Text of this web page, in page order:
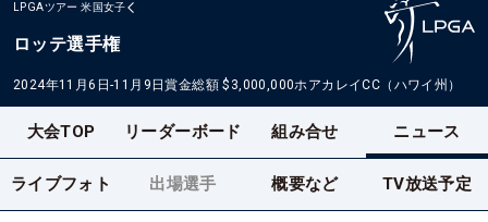
LPGAツアー 米国女子
ロッテ選手権
2024年11月6日-11月9日賞金総額 $3,000,000ホアカレイCC（ハワイ州）
大会TOP リーダーボード 組み合せ ニュース
ライブフォト 出場選手 概要など TV放送予定